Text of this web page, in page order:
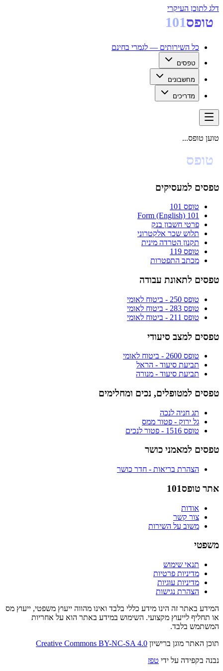
דלג לתוכן העיקרי
טופס101
כל השירותים — לגמרי בחינם
טפסים
מחשבונים
מדריכים
טוען טופס...
טופס
טפסים למעסיקים
טופס 101
101 Form (English)
פרטי חשבון בנק
תלוש שכר אלקטרוני
תקנון הטרדה מינית
טופס 119
מכתב התפטרות
טפסים לתאונת עבודה
טופס 250 - ביטוח לאומי
טופס 283 - ביטוח לאומי
טופס 211 - ביטוח לאומי
טפסים למצב סיעודי
טופס 2600 - ביטוח לאומי
תביעת סיעוד - הראל
תביעת סיעוד - מנורה
טפסים למטופלים, נכים ומחלימים
תג חניה לנכה
גל ירוק - פטור ממס
טופס 1516 - פטור לנכים
טפסים למאמני כושר
הצהרת בריאות - חדר כושר
אתר טופס101
אודות
צור קשר
משוב על השירות
משפטי
תנאי שימוש
מדיניות פרטיות
מדיניות עוגיות
הצהרת נגישות
המידע באתר זה הינו מידע כללי בלבד ואינו מהווה ייעוץ משפטי, ייעוץ מס
או תחליף לייעוץ מקצועי. השימוש במידע באתר הוא על אחריות
המשתמש בלבד.
תוכן האתר מוגן ברישיון Creative Commons BY-NC-SA 4.0
נבנה בקפידה על ידי טפז